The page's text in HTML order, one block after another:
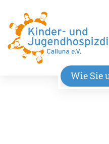
Wie Sie
Kinderhospiz
Familienbegleitung
Wir stellen uns vor
Unsere
Unser Wirkungskreis